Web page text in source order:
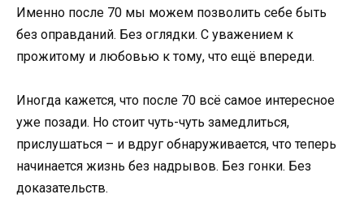
Именно после 70 мы можем позволить себе быть
без оправданий. Без оглядки. С уважением к
прожитому и любовью к тому, что ещё впереди.
Иногда кажется, что после 70 всё самое интересное
уже позади. Но стоит чуть-чуть замедлиться,
прислушаться – и вдруг обнаруживается, что теперь
начинается жизнь без надрывов. Без гонки. Без
доказательств.